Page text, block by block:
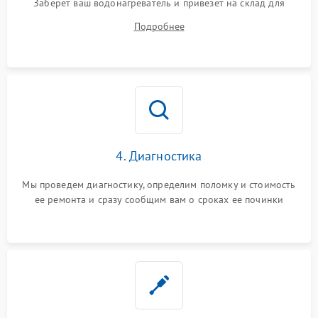
Заберет ваш водонагреватель и привезет на склад для
Подробнее
4. Диагностика
Мы проведем диагностику, определим поломку и стоимость
ее ремонта и сразу сообщим вам о сроках ее починки